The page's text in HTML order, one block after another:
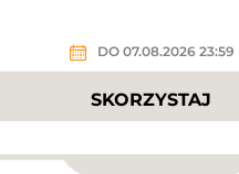
DO 07.08.2026 23:59
SKORZYSTAJ